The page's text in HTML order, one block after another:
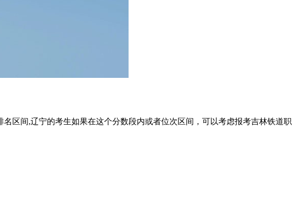
区间,辽宁的考生如果在这个分数段内或者位次区间，可以考虑报考吉林铁道职